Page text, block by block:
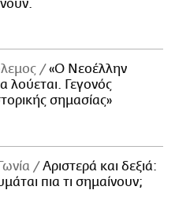
«Ο Νεοέλλην
λούεται. Γεγονός
σημασίας»
Αριστερά και δεξιά:
πια τι σημαίνουν;